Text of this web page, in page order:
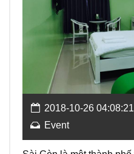
2018-10-26
Event